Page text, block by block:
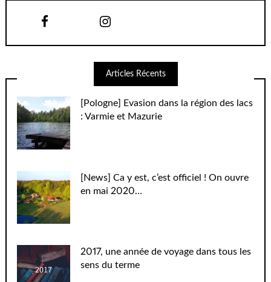
Articles Récents
[Pologne] Evasion dans la région des lacs
: Varmie et Mazurie
[News] Ca y est, c’est officiel ! On ouvre
en mai 2020…
2017, une année de voyage dans tous les
sens du terme